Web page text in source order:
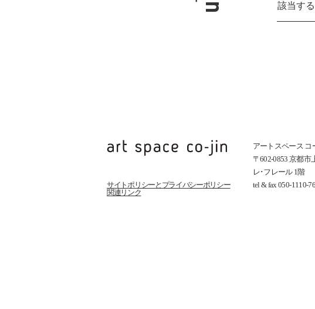
該当す
サイトポリシーとプライバシーポリシー
関連リンク
アートスペース
〒602-0853 京都
レ･フレール 1階
tel & fax 050-